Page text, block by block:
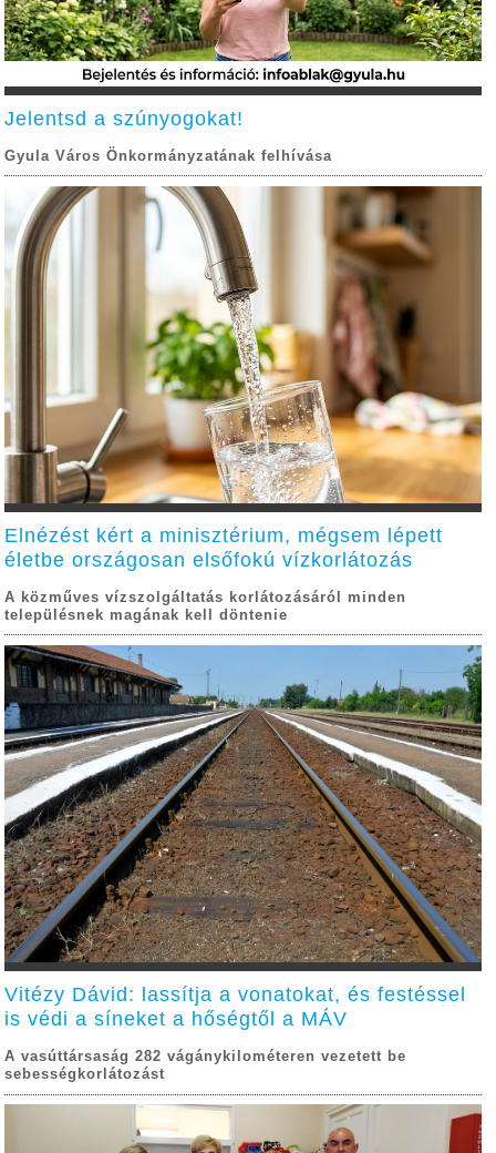
Jelentsd a szúnyogokat!
Gyula Város Önkormányzatának felhívása
Elnézést kért a minisztérium, mégsem lépett
életbe országosan elsőfokú vízkorlátozás
A közműves vízszolgáltatás korlátozásáról minden
településnek magának kell döntenie
Vitézy Dávid: lassítja a vonatokat, és festéssel
is védi a síneket a hőségtől a MÁV
A vasúttársaság 282 vágánykilométeren vezetett be
sebességkorlátozást